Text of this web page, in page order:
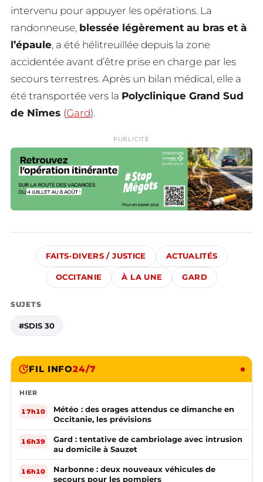
intervenu pour appuyer les opérations. La
randonneuse, blessée légèrement au bras et à
l’épaule, a été hélitreuillée depuis la zone
accidentée avant d’être prise en charge par les
secours terrestres. Après un bilan médical, elle a
été transportée vers la Polyclinique Grand Sud
de Nîmes (Gard).
PUBLICITÉ
FAITS-DIVERS / JUSTICE ACTUALITÉS
OCCITANIE À LA UNE GARD
SUJETS
#SDIS 30
FIL INFO24/7
HIER
17h10
Météo : des orages attendus ce dimanche en
Occitanie, les prévisions
16h39
Gard : tentative de cambriolage avec intrusion
au domicile à Sauzet
16h10
Narbonne : deux nouveaux véhicules de
secours pour les pompiers